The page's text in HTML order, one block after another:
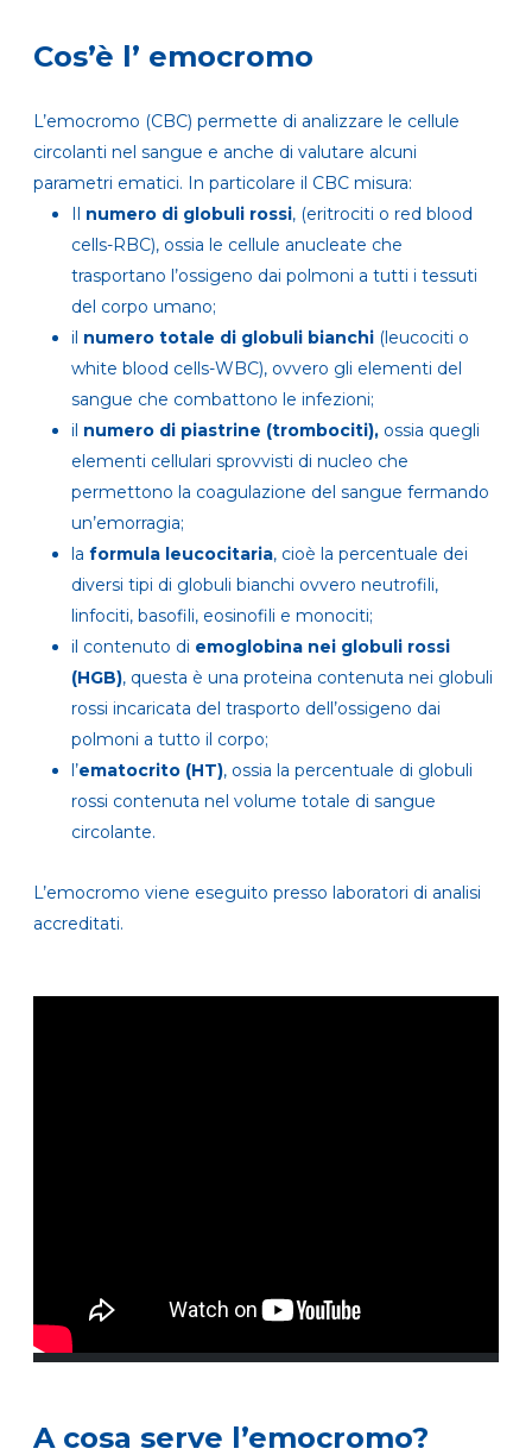
Cos’è l’ emocromo
L’emocromo (CBC) permette di analizzare le cellule
circolanti nel sangue e anche di valutare alcuni
parametri ematici. In particolare il CBC misura:
numero di globuli rossi, (eritrociti o red blood
cells-RBC), ossia le cellule anucleate che
trasportano l’ossigeno dai polmoni a tutti i tessuti
del corpo umano;
il numero totale di globuli bianchi (leucociti o
white blood cells-WBC), ovvero gli elementi del
sangue che combattono le infezioni;
il numero di piastrine (trombociti), ossia quegli
elementi cellulari sprovvisti di nucleo che
permettono la coagulazione del sangue fermando
un’emorragia;
la formula leucocitaria, cioè la percentuale dei
diversi tipi di globuli bianchi ovvero neutrofili,
linfociti, basofili, eosinofili e monociti;
il contenuto di emoglobina nei globuli rossi
(HGB), questa è una proteina contenuta nei globuli
rossi incaricata del trasporto dell’ossigeno dai
polmoni a tutto il corpo;
l’ematocrito (HT), ossia la percentuale di globuli
rossi contenuta nel volume totale di sangue
circolante.
L’emocromo viene eseguito presso laboratori di analisi
accreditati.
A cosa serve l’emocromo?